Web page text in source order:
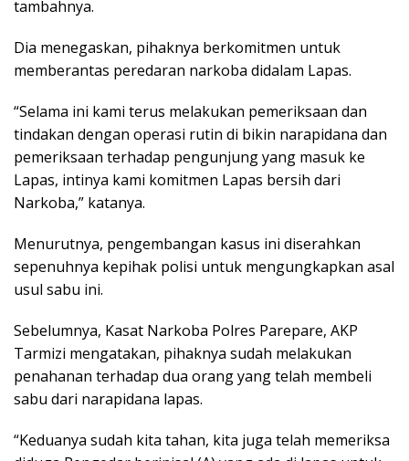
tambahnya.
Dia menegaskan, pihaknya berkomitmen untuk
memberantas peredaran narkoba didalam Lapas.
“Selama ini kami terus melakukan pemeriksaan dan
tindakan dengan operasi rutin di bikin narapidana dan
pemeriksaan terhadap pengunjung yang masuk ke
Lapas, intinya kami komitmen Lapas bersih dari
Narkoba,” katanya.
Menurutnya, pengembangan kasus ini diserahkan
sepenuhnya kepihak polisi untuk mengungkapkan asal
usul sabu ini.
Sebelumnya, Kasat Narkoba Polres Parepare, AKP
Tarmizi mengatakan, pihaknya sudah melakukan
penahanan terhadap dua orang yang telah membeli
sabu dari narapidana lapas.
“Keduanya sudah kita tahan, kita juga telah memeriksa